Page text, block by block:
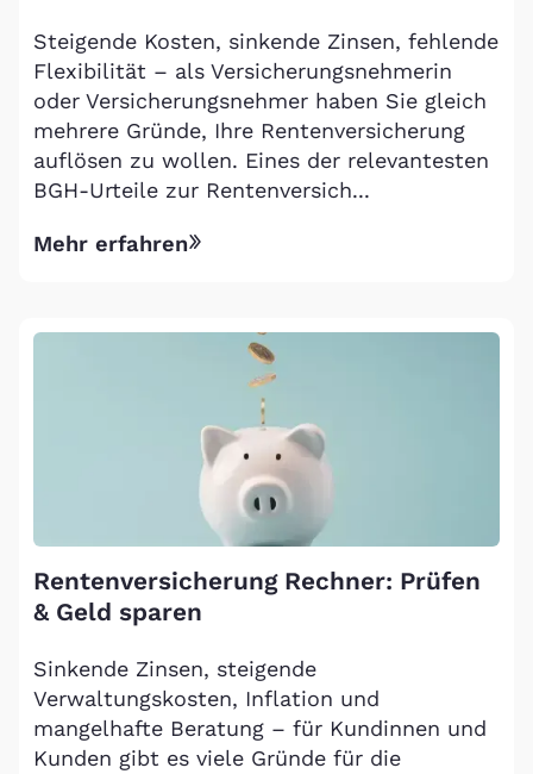
Steigende Kosten, sinkende Zinsen, fehlende
Flexibilität – als Versicherungsnehmerin
oder Versicherungsnehmer haben Sie gleich
mehrere Gründe, Ihre Rentenversicherung
auflösen zu wollen. Eines der relevantesten
BGH-Urteile zur Rentenversich...
Mehr erfahren
Rentenversicherung Rechner: Prüfen
& Geld sparen
Sinkende Zinsen, steigende
Verwaltungskosten, Inflation und
mangelhafte Beratung – für Kundinnen und
Kunden gibt es viele Gründe für die